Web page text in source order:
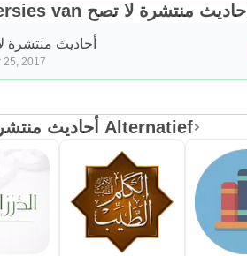
Oude versies van أحاديث منتشرة لا تصح
أحاديث منتشرة لا
25, 2017
أحاديث منتشرة لا تصح Alternatief